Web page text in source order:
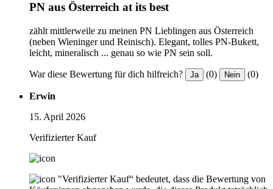
PN aus Österreich at its best
zählt mittlerweile zu meinen PN Lieblingen aus Österreich
(neben Wieninger und Reinisch). Elegant, tolles PN-Bukett,
leicht, mineralisch ... genau so wie PN sein soll.
War diese Bewertung für dich hilfreich? Ja (0) Nein (0)
Erwin
15. April 2026
Verifizierter Kauf
"Verifizierter Kauf“ bedeutet, dass die Bewertung von